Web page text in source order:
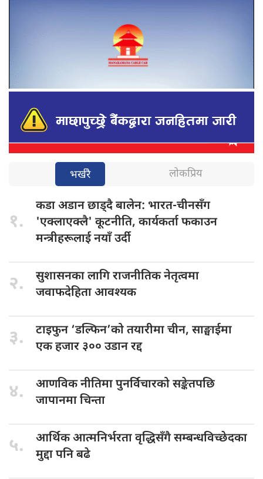
भर्खरै लोकप्रिय
१.
कडा अडानछाड्दै बालेन: भारत-चीनसँग
'एक्लाएक्लै' कूटनीति, कार्यकर्ता फकाउन
मन्त्रीहरूलाई नयाँ उर्दी
२. सुशासनका लागिराजनीतिक नेतृत्वमा
जवाफदेहिता आवश्यक
३. टाइफुन ‘डल्फिन’कोतयारीमा चीन, साङ्घाईमा
एक हजार ३०० उडान रद्द
४. आणविक नीतिमापुनर्विचारको सङ्केतपछि
जापानमा चिन्ता
५. आर्थिक आत्मनिर्भरतावृद्धिसँगै सम्बन्धविच्छेदका
मुद्दा पनि बढे